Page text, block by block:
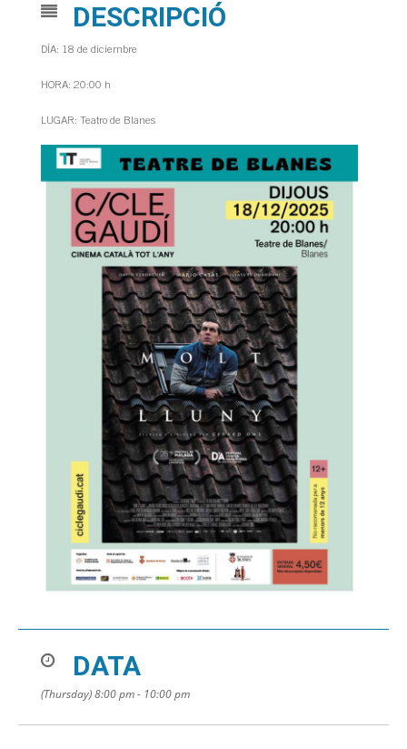
DESCRIPCIÓ
DÍA: 18 de diciembre
HORA: 20:00 h
LUGAR: Teatro de Blanes
DATA
(Thursday) 8:00 pm - 10:00 pm